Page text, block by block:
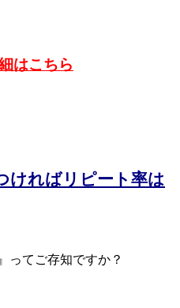
はこちら
ければリピート率は
ってご存知ですか？